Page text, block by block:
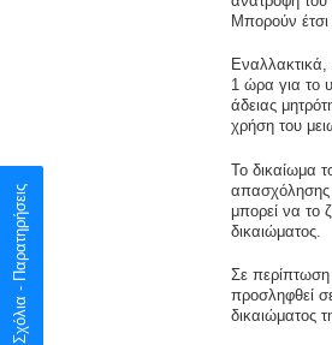
Μπορούν
1 ώρα για το
άδειας
χρήση του
Το δικαίωμα
απασχόλησης
μπορεί να το
δικαιώματος.
Σε περίπτωση
προσληφθεί
δικαιώματος
Σχόλια - Παρατηρήσεις